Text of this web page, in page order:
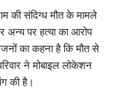
की संदिग्ध मौत के मामले
पर हत्या का आरोप
का कहना है कि मौत से
ने मोबाइल लोकेशन
की है।